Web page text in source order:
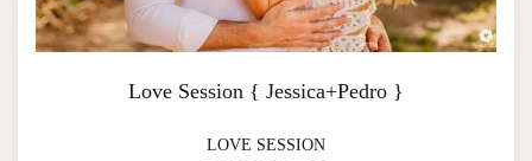
Love Session { Jessica+Pedro }
LOVE SESSION